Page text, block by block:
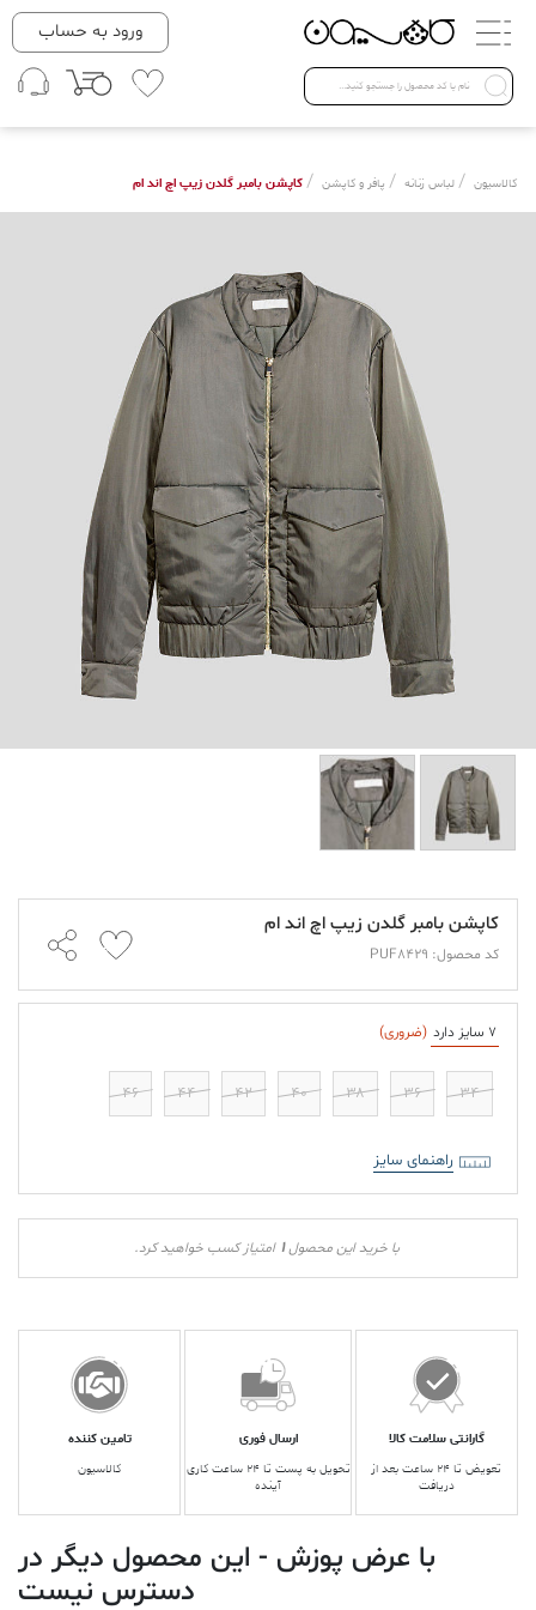
دسته بندی ها
Open submenu ( لباس زنانه )
لباس زنانه
لباس مردانه
ورود به حساب
کالاسیون / لباس زنانه / پافر و کاپشن / کاپشن بامبر گلدن زیپ اچ اند ام
کاپشن بامبر گلدن زیپ اچ اند ام
کد محصول: PUF8429
7 سایز دارد (ضروری)
۳۴ ۳۶ ۳۸ ۴۰ ۴۲ ۴۴ ۴۶
راهنمای سایز
با خرید این محصول1 امتیاز کسب خواهید کرد.
گارانتی سلامت کالا
تعویض تا ۲۴ ساعت بعد از
دریافت
ارسال فوری
تحویل به پست تا ۲۴ ساعت کاری
آینده
تامین کننده
کالاسیون
با عرض پوزش - این محصول دیگر در
دسترس نیست